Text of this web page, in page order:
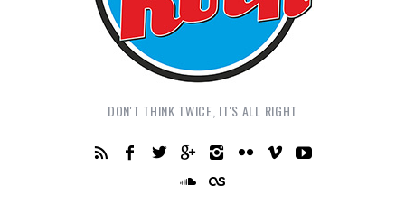
DON'T THINK TWICE, IT'S ALL RIGHT